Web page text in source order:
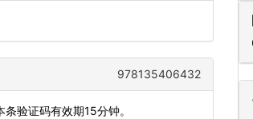
978135406432
验证码有效期15分钟。